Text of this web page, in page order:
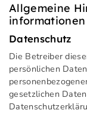
Allgemeine
informationen
Datenschutz
Die Betreiber
persönlichen
gesetzlichen